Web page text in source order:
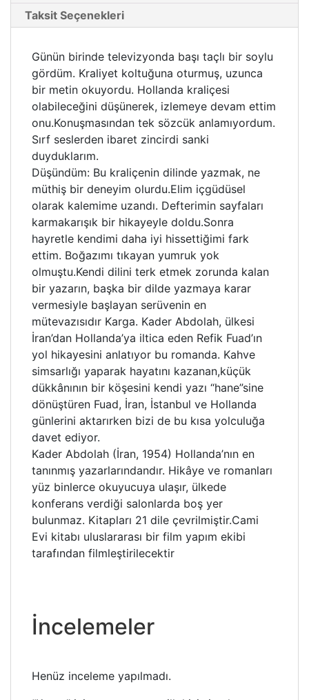
Taksit Seçenekleri
Günün birinde televizyonda başı taçlı bir soylu
gördüm. Kraliyet koltuğuna oturmuş, uzunca
bir metin okuyordu. Hollanda kraliçesi
olabileceğini düşünerek, izlemeye devam ettim
onu.Konuşmasından tek sözcük anlamıyordum.
Sırf seslerden ibaret zincirdi sanki
duyduklarım.
Düşündüm: Bu kraliçenin dilinde yazmak, ne
müthiş bir deneyim olurdu.Elim içgüdüsel
olarak kalemime uzandı. Defterimin sayfaları
karmakarışık bir hikayeyle doldu.Sonra
hayretle kendimi daha iyi hissettiğimi fark
ettim. Boğazımı tıkayan yumruk yok
olmuştu.Kendi dilini terk etmek zorunda kalan
bir yazarın, başka bir dilde yazmaya karar
vermesiyle başlayan serüvenin en
mütevazısıdır Karga. Kader Abdolah, ülkesi
İran’dan Hollanda’ya iltica eden Refik Fuad’ın
yol hikayesini anlatıyor bu romanda. Kahve
simsarlığı yaparak hayatını kazanan,küçük
dükkânının bir köşesini kendi yazı “hane”sine
dönüştüren Fuad, İran, İstanbul ve Hollanda
günlerini aktarırken bizi de bu kısa yolculuğa
davet ediyor.
Kader Abdolah (İran, 1954) Hollanda’nın en
tanınmış yazarlarındandır. Hikâye ve romanları
yüz binlerce okuyucuya ulaşır, ülkede
konferans verdiği salonlarda boş yer
bulunmaz. Kitapları 21 dile çevrilmiştir.Cami
Evi kitabı uluslararası bir film yapım ekibi
tarafından filmleştirilecektir
İncelemeler
Henüz inceleme yapılmadı.